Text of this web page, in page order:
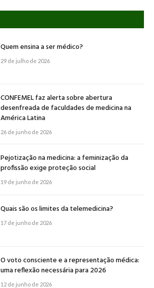
Quem ensina a ser médico?
29 de julho de 2026
CONFEMEL faz alerta sobre abertura
desenfreada de faculdades de medicina na
América Latina
26 de junho de 2026
Pejotização na medicina: a feminização da
profissão exige proteção social
19 de junho de 2026
Quais são os limites da telemedicina?
17 de junho de 2026
O voto consciente e a representação médica:
uma reflexão necessária para 2026
12 de junho de 2026